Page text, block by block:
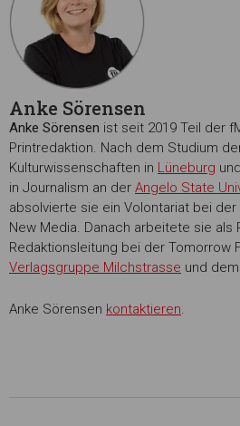
Anke Sörensen
Anke Sörensen ist seit 2019 Teil der
Printredaktion. Nach dem Studium
Kulturwissenschaften in Lüneburg
in Journalism an der Angelo State
absolvierte sie ein Volontariat bei der
New Media. Danach arbeitete sie als
Redaktionsleitung bei der Tomorrow
Verlagsgruppe Milchstrasse und dem
Anke Sörensen kontaktieren.